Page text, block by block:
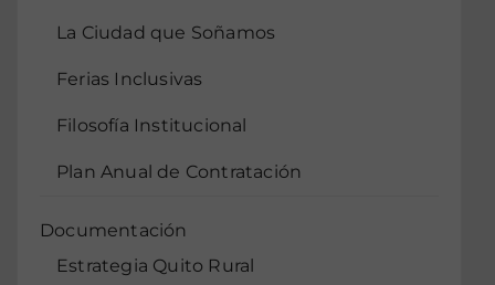
La Ciudad que Soñamos
Ferias Inclusivas
Filosofía Institucional
Plan Anual de Contratación
Documentación
Estrategia Quito Rural